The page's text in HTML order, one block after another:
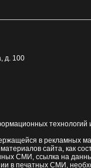
д. 100
технологий
в рекламных
сайта, как
СМИ, ссылка на
в печатных СМИ,